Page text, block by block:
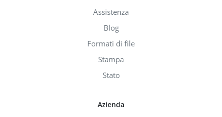
Assistenza
Blog
Formati di file
Stampa
Stato
Azienda